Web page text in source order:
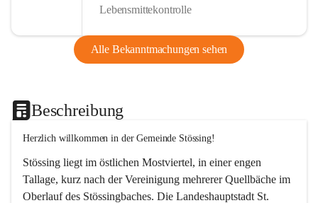
Lebensmittekontrolle
Alle Bekanntmachungen sehen
Beschreibung
Herzlich willkommen in der Gemeinde Stössing!
Stössing liegt im östlichen Mostviertel, in einer engen
Tallage, kurz nach der Vereinigung mehrerer Quellbäche im
Oberlauf des Stössingbaches. Die Landeshauptstadt St.